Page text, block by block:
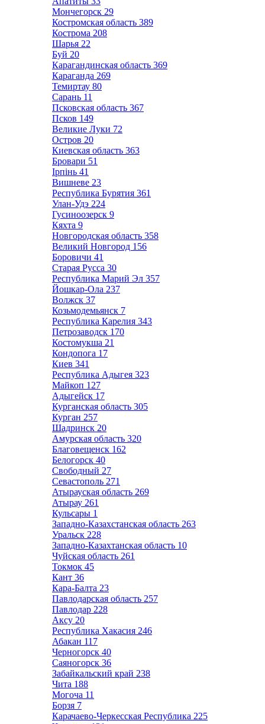
Мончегорск 29
Костромская область 389
Кострома 208
Шарья 22
Буй 20
Карагандинская область 369
Караганда 269
Темиртау 80
Сарань 11
Псковская область 367
Псков 149
Великие Луки 72
Остров 20
Киевская область 363
Бровари 51
Ірпінь 41
Вишневе 23
Республика Бурятия 361
Улан-Удэ 224
Гусиноозерск 9
Кяхта 9
Новгородская область 358
Великий Новгород 156
Боровичи 41
Старая Русса 30
Республика Марий Эл 357
Йошкар-Ола 237
Волжск 37
Козьмодемьянск 7
Республика Карелия 343
Петрозаводск 170
Костомукша 21
Кондопога 17
Киев 341
Республика Адыгея 323
Майкоп 127
Адыгейск 17
Курганская область 305
Курган 257
Шадринск 20
Амурская область 320
Благовещенск 162
Белогорск 40
Свободный 27
Севастополь 271
Атырауская область 269
Атырау 261
Кульсары 1
Западно-Казахстанская область 263
Уральск 228
Западно-Казахтанская область 10
Чуйская область 261
Токмок 45
Кант 36
Кара-Балта 23
Павлодарская область 257
Павлодар 228
Аксу 20
Республика Хакасия 246
Абакан 117
Черногорск 40
Саяногорск 36
Забайкальский край 238
Чита 188
Могоча 11
Борзя 7
Карачаево-Черкесская Республика 225